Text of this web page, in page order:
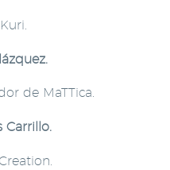
de MaTTica.
Carrillo.